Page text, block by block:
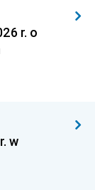
r. o
w